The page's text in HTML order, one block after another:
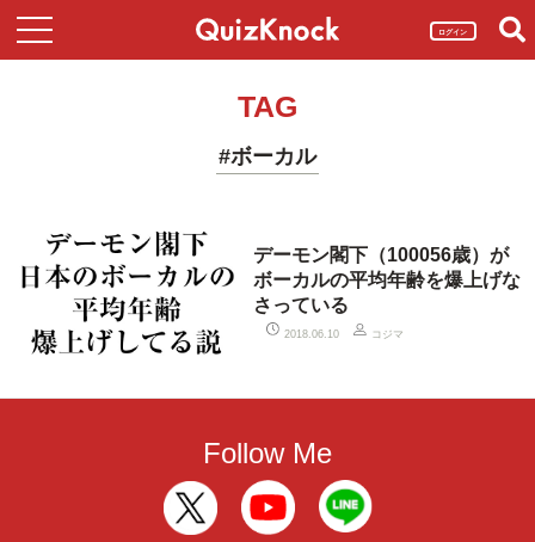
ログイン
TAG
#ボーカル
デーモン閣下（100056歳）が
ボーカルの平均年齢を爆上げな
さっている
2018.06.10 コジマ
Follow Me